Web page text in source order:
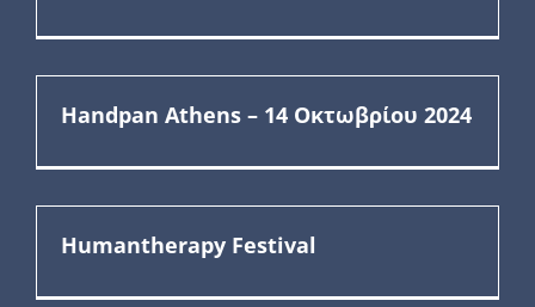
Handpan Athens – 14 Οκτωβρίου 2024
Humantherapy Festival